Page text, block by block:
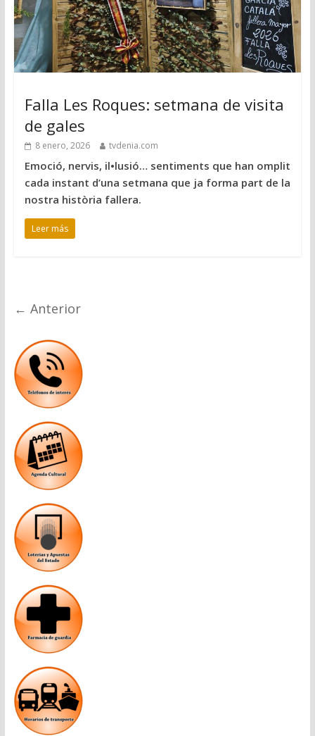
Falla Les Roques: setmana de visita
de gales
8 enero, 2026 tvdenia.com
Emoció, nervis, il•lusió… sentiments que han omplit
cada instant d’una setmana que ja forma part de la
nostra història fallera.
Leer más
← Anterior